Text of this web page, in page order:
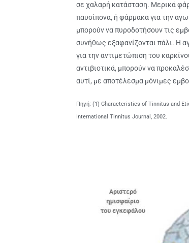
σε χαλαρή κατάσταση. Μερικά
παυσίπονα, ή φάρμακα για την
μπορούν να πυροδοτήσουν τις
συνήθως εξαφανίζονται πάλι. Η
για την αντιμετώπιση του
αντιβιοτικά, μπορούν να
αυτί, με αποτέλεσμα μόνιμες
Πηγή: (1) Characteristics of Tinnitus and
International Tinnitus Journal, 2002.